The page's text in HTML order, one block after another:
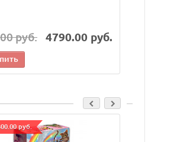
руб. 4790.00 руб.
руб.